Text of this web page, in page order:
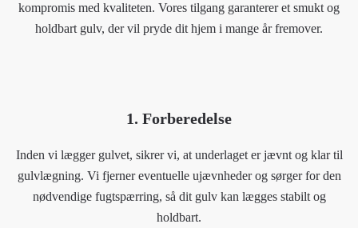
kompromis med kvaliteten. Vores tilgang garanterer et smukt og
holdbart gulv, der vil pryde dit hjem i mange år fremover.
1. Forberedelse
Inden vi lægger gulvet, sikrer vi, at underlaget er jævnt og klar til
gulvlægning. Vi fjerner eventuelle ujævnheder og sørger for den
nødvendige fugtspærring, så dit gulv kan lægges stabilt og
holdbart.